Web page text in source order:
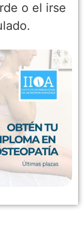
o el irse